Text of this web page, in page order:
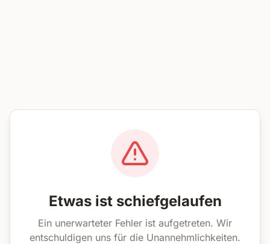
Etwas ist schiefgelaufen
Ein unerwarteter Fehler ist aufgetreten. Wir
entschuldigen uns für die Unannehmlichkeiten.